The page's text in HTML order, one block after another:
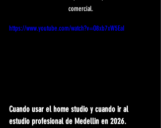
comercial.
https://www.youtube.com/watch?v=O8xb7xW5EaI
Cuando usar el home studio y cuando ir al
estudio profesional de Medellin en 2026.